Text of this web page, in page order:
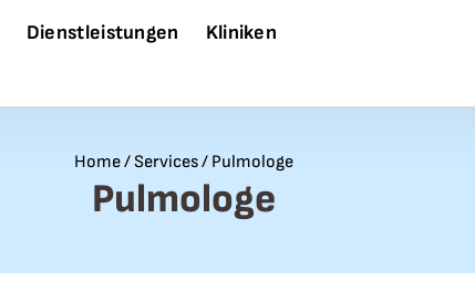
Dienstleistungen
Kliniken
Home/Services/ Pulmologe
Pulmologe